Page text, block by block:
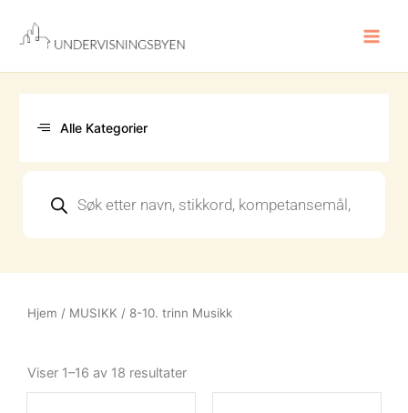
innholdet
Alle Kategorier
search
Hjem / MUSIKK / 8-10. trinn Musikk
Viser 1–16 av 18 resultateretter